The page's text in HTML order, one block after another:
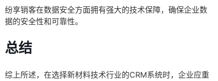
纷享销客在数据安全方面拥有强大的技术保障，确保企业数
据的安全性和可靠性。
总结
综上所述，在选择新材料技术行业的CRM系统时，企业应重